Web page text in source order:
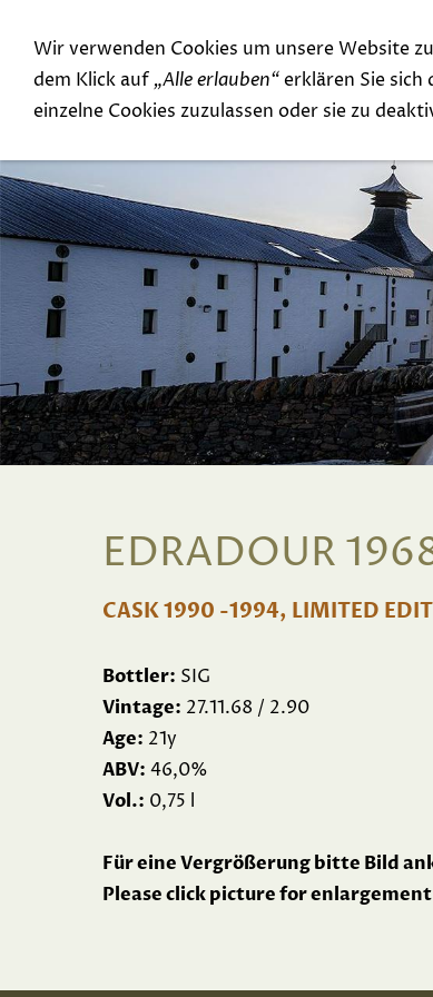
Special Offer Top
EDRADOUR
CASK 1990 -1994, LIMITED
Bottler: SIG
Vintage: 27.11.68 / 2.90
Age: 21y
ABV: 46,0%
Vol.: 0,75 l
Für eine Vergrößerung bitte Bild
Please click picture for enlargement
Wir verwenden Cookies um unsere Website
dem Klick auf „Alle erlauben“erklären Sie
einzelne Cookies zuzulassen oder sie zu